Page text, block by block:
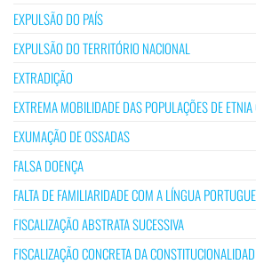
EXPULSÃO DO PAÍS
EXPULSÃO DO TERRITÓRIO NACIONAL
EXTRADIÇÃO
EXTREMA MOBILIDADE DAS POPULAÇÕES DE
EXUMAÇÃO DE OSSADAS
FALSA DOENÇA
FALTA DE FAMILIARIDADE COM A LÍNGUA
FISCALIZAÇÃO ABSTRATA SUCESSIVA
FISCALIZAÇÃO CONCRETA DA